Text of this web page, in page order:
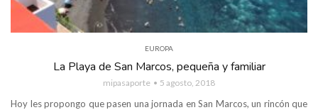
EUROPA
La Playa de San Marcos, pequeña y familiar
mipasaporte 5 agosto, 2018
Hoy les propongo que pasen una jornada en San Marcos, un rincón que